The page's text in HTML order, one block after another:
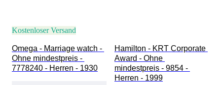
Kostenloser Versand
Omega - Marriage watch -
Ohne mindestpreis -
7778240 - Herren - 1930
Hamilton - KRT Corporate
Award - Ohne
mindestpreis - 9854 -
Herren - 1999